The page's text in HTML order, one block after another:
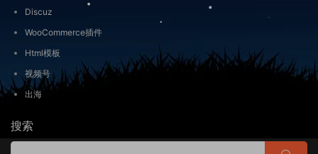
Discuz
WooCommerce插件
Html模板
视频号
出海
搜索